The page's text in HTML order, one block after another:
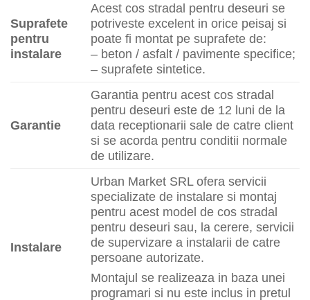
Suprafete
pentru
instalare
Acest cos stradal pentru deseuri se
potriveste excelent in orice peisaj si
poate fi montat pe suprafete de:
– beton / asfalt / pavimente specifice;
– suprafete sintetice.
Garantie
Garantia pentru acest cos stradal
pentru deseuri este de 12 luni de la
data receptionarii sale de catre client
si se acorda pentru conditii normale
de utilizare.
Instalare
Urban Market SRL ofera servicii
specializate de instalare si montaj
pentru acest model de cos stradal
pentru deseuri sau, la cerere, servicii
de supervizare a instalarii de catre
persoane autorizate.
Montajul se realizeaza in baza unei
programari si nu este inclus in pretul